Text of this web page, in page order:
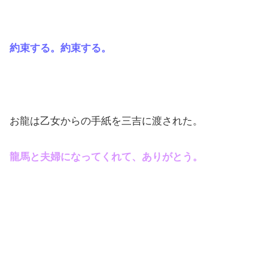
約束する。約束する。
お龍は乙女からの手紙を三吉に渡された。
龍馬と夫婦になってくれて、ありがとう。